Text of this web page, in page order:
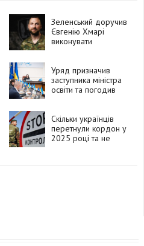
Зеленський доручив
Євгенію Хмарі
виконувати
Уряд призначив
заступника міністра
освіти та погодив
Скільки українців
перетнули кордон у
2025 році та не